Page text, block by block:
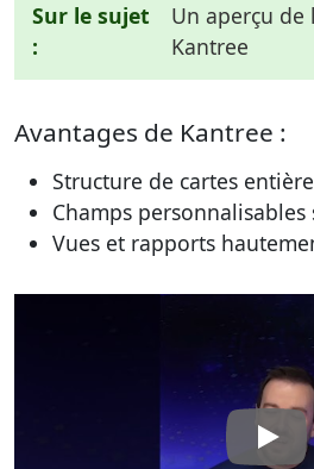
Sur le sujet
:
Un aperçu de
Kantree
Avantages de Kantree :
Structure de cartes
Champs
Vues et rapports